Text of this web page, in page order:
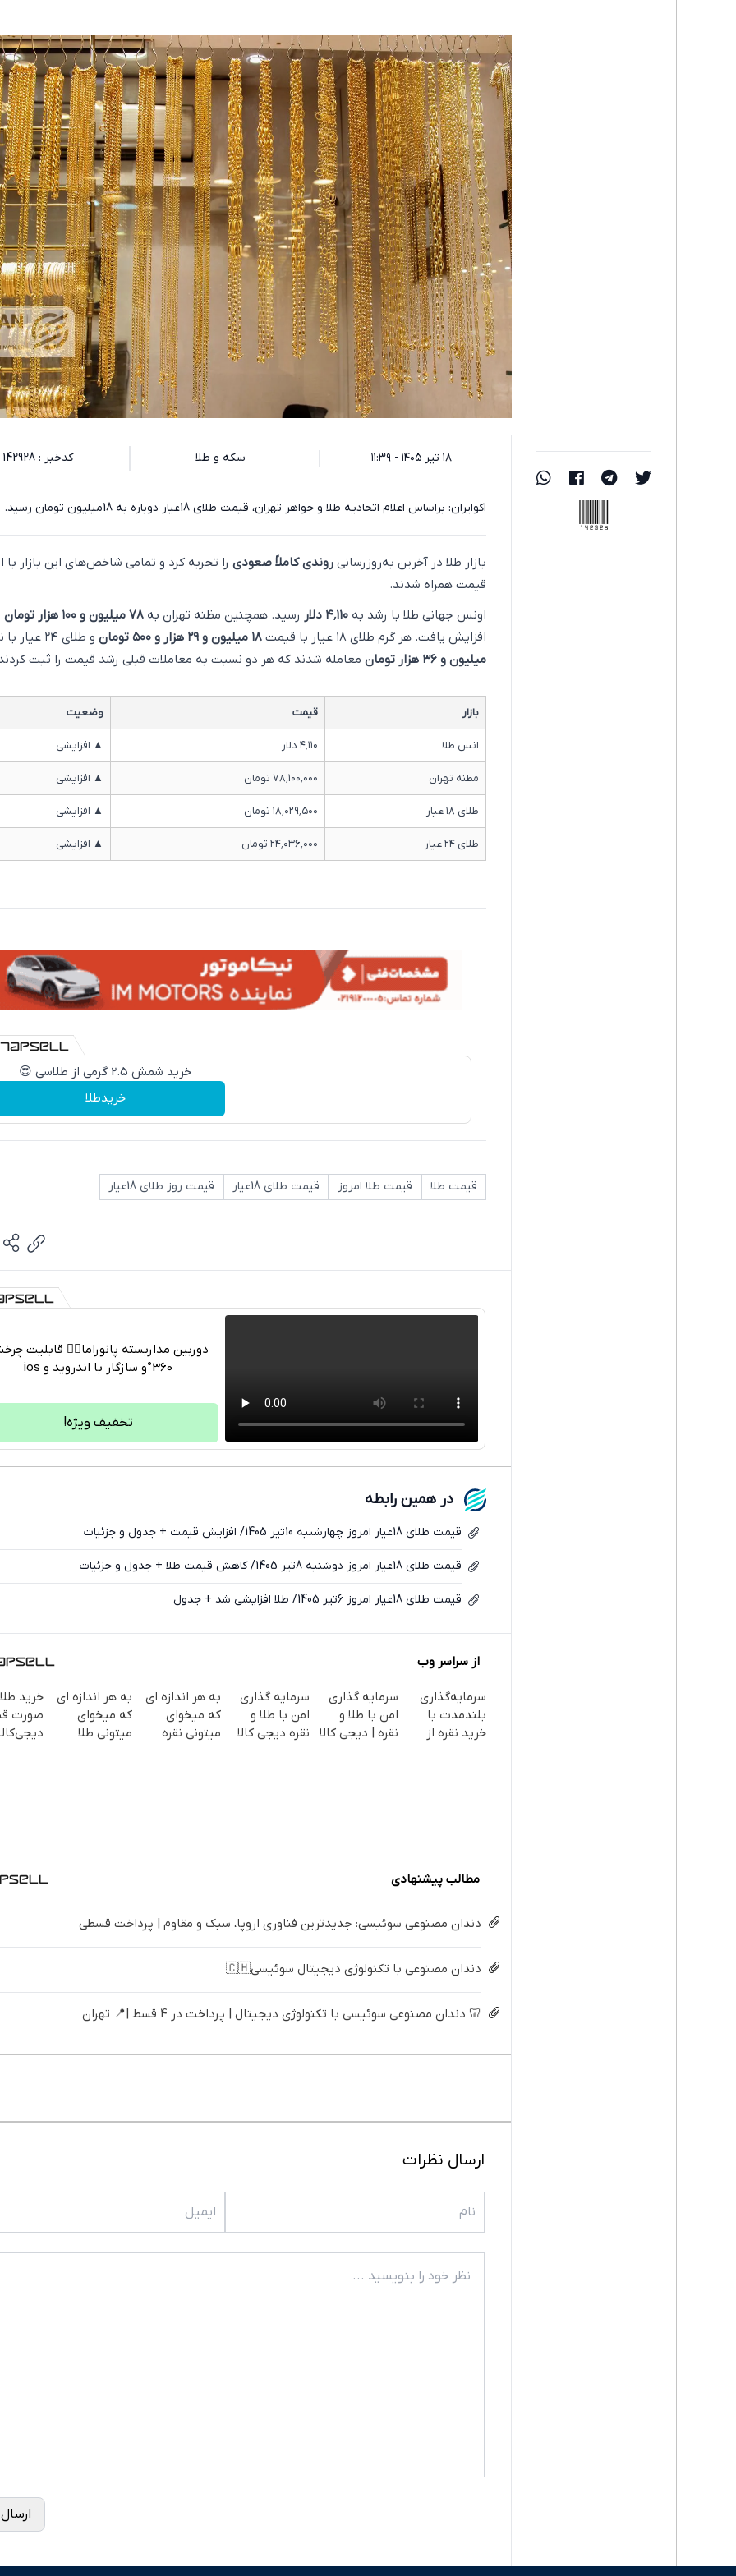
142928
۱۸ تیر ۱۴۰۵ - ۱۱:۳۹ سکه و طلا کدخبر : 142928
اکوایران: براساس اعلام اتحادیه طلا و جواهر تهران، قیمت طلای 18عیار دوباره به 18میلیون تومان رسید.
بازار طلا در آخرین به‌روزرسانی روندی کاملاً صعودیرا تجربه کرد و تمامی شاخص‌های این بازار با
قیمت همراه شدند.
اونس جهانی طلا با رشد به ۴٬۱۱۰ دلار رسید. همچنین مظنه تهران به ۷۸ میلیون و ۱۰۰ هزار تومان
افزایش یافت. هر گرم طلای ۱۸ عیار با قیمت
۱۸ میلیون و ۲۹ هزار و ۵۰۰ تومان
و طلای ۲۴ عیار با نرخ
میلیون و ۳۶ هزار تومان
معامله شدند که هر دو نسبت به معاملات قبلی رشد قیمت را ثبت
بازار قیمت وضعیت
انس طلا ۴٬۱۱۰ دلار ▲ افزایشی
مظنه تهران ۷۸٬۱۰۰٬۰۰۰ تومان ▲ افزایشی
طلای ۱۸ عیار ۱۸٬۰۲۹٬۵۰۰ تومان ▲ افزایشی
طلای ۲۴ عیار ۲۴٬۰۳۶٬۰۰۰ تومان ▲ افزایشی
خرید شمش 2.5 گرمی از طلاسی 😍
خریدطلا
قیمت طلا قیمت طلا امروز قیمت طلای 18عیار قیمت روز طلای 18عیار
تلگرام
فیسبوک
دوربین مداربسته پانوراما👈🏻 قابلیت
360°و سازگار با اندروید و ios
تخفیف ویژه!
در همین رابطه
قیمت طلای 18عیار امروز چهارشنبه 10تیر 1405/ افزایش قیمت + جدول و جزئیات
قیمت طلای 18عیار امروز دوشنبه 8تیر 1405/ کاهش قیمت طلا + جدول و جزئیات
قیمت طلای 18عیار امروز 6تیر 1405/ طلا افزایشی شد + جدول
از سراسر وب
سرمایه‌گذاری
بلندمدت با
خرید نقره از
سرمایه گذاری
امن با طلا و
نقره | دیجی کالا
سرمایه گذاری
امن با طلا و
نقره دیجی کالا
به هر اندازه ای
که میخوای
میتونی نقره
به هر اندازه ای
که میخوای
میتونی طلا
خرید
صورت
مطالب پیشنهادی
دندان مصنوعی سوئیسی: جدیدترین فناوری اروپا، سبک و مقاوم | پرداخت قسطی
دندان مصنوعی با تکنولوژی دیجیتال سوئیسی🇨🇭
🦷 دندان مصنوعی سوئیسی با تکنولوژی دیجیتال | پرداخت در 4 قسط |📍 تهران
ارسال نظرات